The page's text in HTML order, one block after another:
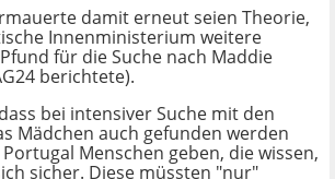
damit erneut seien Theorie,
Innenministerium weitere
für die Suche nach Maddie
berichtete).
bei intensiver Suche mit den
Mädchen auch gefunden werden
Menschen geben, die wissen,
sicher. Diese müssten "nur"